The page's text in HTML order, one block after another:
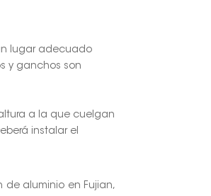
lugar adecuado
y ganchos son
a la que cuelgan
instalar el
de aluminio en Fujian,